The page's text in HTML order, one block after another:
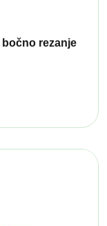
bočno rezanje